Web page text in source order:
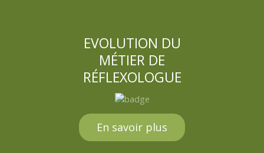
EVOLUTION DU
MÉTIER DE
RÉFLEXOLOGUE
En savoir plus